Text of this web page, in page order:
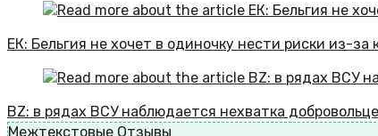
ЕК: Бельгия не хочет в одиночку нести риски из-
BZ: в рядах ВСУ наблюдается нехватка
Межтекстовые Отзывы